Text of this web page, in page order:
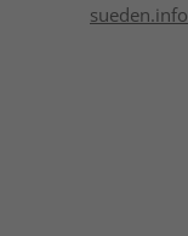
sueden.info